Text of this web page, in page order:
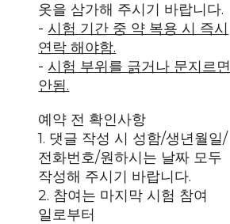
옷을 삼가해 주시기 바랍니다.
-시험 기간 중 약 복용 시 즉시
연락 해야함.
-시험 부위를 긁거나 문지르면
안됨.
예약 전 확인사항
1. 댓글 작성 시 성함/생년월일/
전화번호/원하시는 날짜 모두
작성해 주시기 바랍니다.
2. 참여는 마지막 시험 참여
일로부터